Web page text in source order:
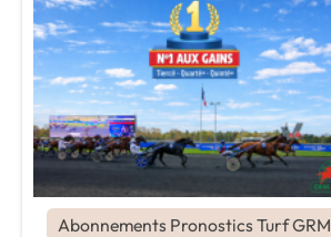
Abonnements Pronostics Turf GRM